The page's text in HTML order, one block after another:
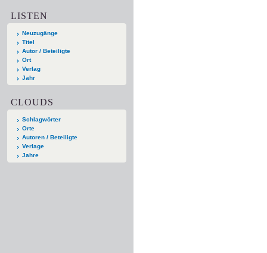
LISTEN
Neuzugänge
Titel
Autor / Beteiligte
Ort
Verlag
Jahr
CLOUDS
Schlagwörter
Orte
Autoren / Beteiligte
Verlage
Jahre